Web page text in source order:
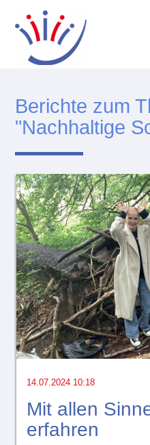
Suchbegriffe
Berichte zum
"Nachhaltige
14.07.2024 10:18
Mit allen
erfahren